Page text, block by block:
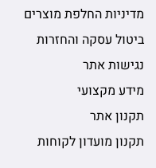
מדיניות החלפת מוצרים
ביטול עסקה והחזרות
נגישות אתר
מידע מקצועי
תקנון אתר
תקנון מועדון לקוחות